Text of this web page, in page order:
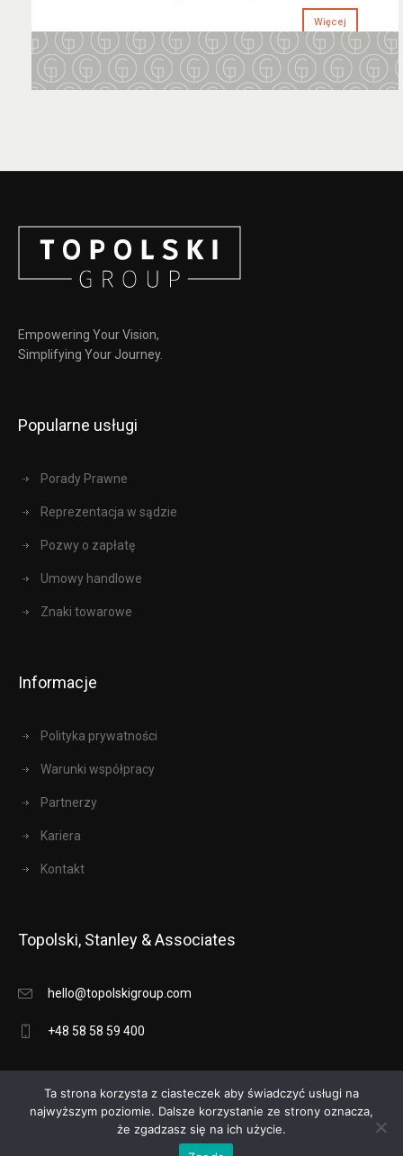
Więcej
Empowering Your Vision,
Simplifying Your Journey.
Popularne usługi
Porady Prawne
Reprezentacja w sądzie
Pozwy o zapłatę
Umowy handlowe
Znaki towarowe
Informacje
Polityka prywatności
Warunki współpracy
Partnerzy
Kariera
Kontakt
Topolski, Stanley & Associates
hello@topolskigroup.com
+48 58 58 59 400
Ta strona korzysta z ciasteczek aby świadczyć usługi na
najwyższym poziomie. Dalsze korzystanie ze strony oznacza,
że zgadzasz się na ich użycie.